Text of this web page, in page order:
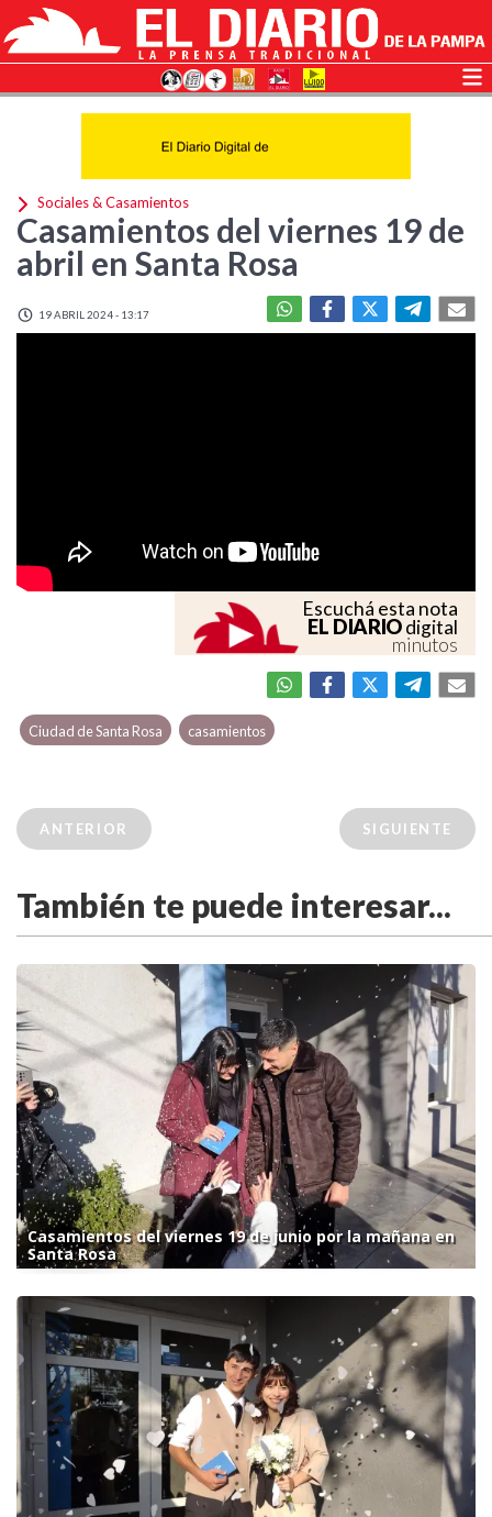
Sociales & Casamientos
Casamientos del viernes 19 de
abril en Santa Rosa
19 ABRIL 2024 - 13:17
Escuchá esta nota
EL DIARIOdigital
minutos
Ciudad de Santa Rosa casamientos
ANTERIOR SIGUIENTE
También te puede interesar...
Casamientos del viernes 19 de junio por la mañana en
Santa Rosa